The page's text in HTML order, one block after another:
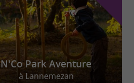
N'Co Park Aventure
à Lannemezan